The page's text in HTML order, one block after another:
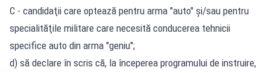
C - candidaţii care optează pentru arma "auto" şi/sau pentru
specialităţile militare care necesită conducerea tehnicii
specifice auto din arma "geniu";
d) să declare în scris că, la începerea programului de instruire,